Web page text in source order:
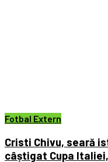
Fotbal Extern
Cristi Chivu, seară
câștigat Cupa